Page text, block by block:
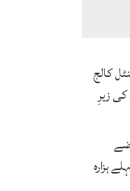
کالج
زیرِ
ہزارہ